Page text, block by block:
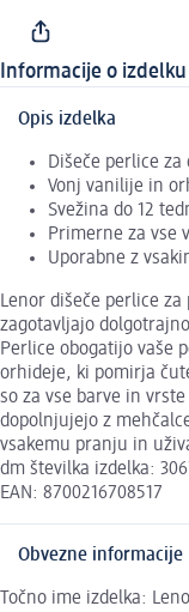
Informacije o izdelku
Opis izdelka
Dišeče perlice
Vonj vanilije in
Svežina do 12
Primerne za vse
Uporabne z
Lenor dišeče perlice
zagotavljajo
Perlice obogatijo vaše
orhideje, ki pomirja
so za vse barve in
dopolnjujejo z
vsakemu pranju in
dm številka izdelka:
EAN: 8700216708517
Obvezne informacije
Točno ime izdelka: